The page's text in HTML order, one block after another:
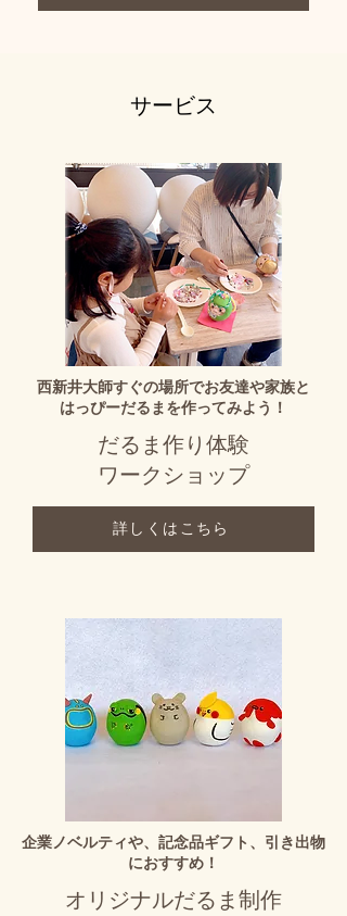
サービス
西新井大師すぐの場所でお友達や家族と
はっぴーだるまを作ってみよう！
だるま作り体験
ワークショップ
詳しくはこちら
企業ノベルティや、記念品ギフト、引き出物
におすすめ！
オリジナルだるま制作